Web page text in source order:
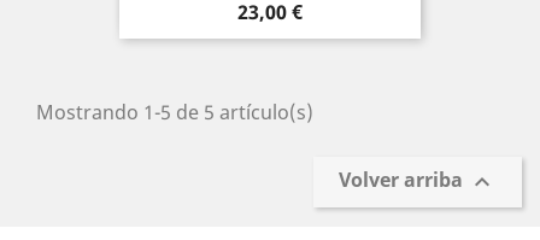
Precio
23,00 €
Mostrando 1-5 de 5 artículo(s)
Volver arriba 